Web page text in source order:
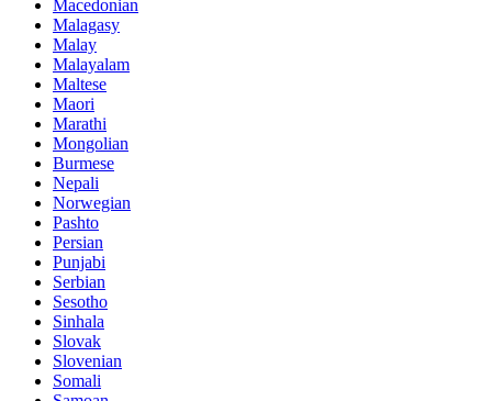
Macedonian
Malagasy
Malay
Malayalam
Maltese
Maori
Marathi
Mongolian
Burmese
Nepali
Norwegian
Pashto
Persian
Punjabi
Serbian
Sesotho
Sinhala
Slovak
Slovenian
Somali